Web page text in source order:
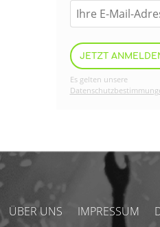
JETZT
Es gelten unsere
ÜBER UNS IMPRESSUM